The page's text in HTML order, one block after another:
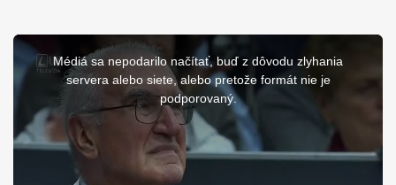
This
modal
window.
Médiá sa nepodarilo načítať, buď z dôvodu zlyhania
servera alebo siete, alebo pretože formát nie je
podporovaný.